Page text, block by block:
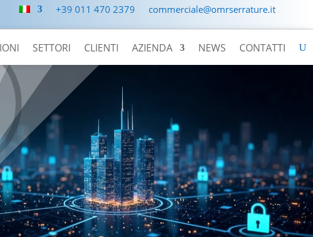
+39 011 470 2379 commerciale@omrserrature.it
SETTORI CLIENTI AZIENDA NEWS CONTATTI